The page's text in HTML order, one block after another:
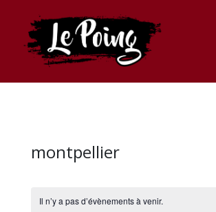
montpellier
Il n’y a pas d’évènements à venir.